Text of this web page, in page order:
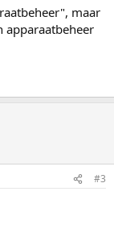
maar
apparaatbeheer
#3